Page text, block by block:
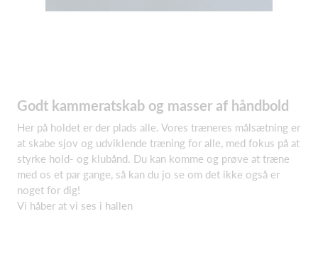
Godt kammeratskab og masser af håndbold
Her på holdet er der plads alle. Vores træneres målsætning er
at skabe sjov og udviklende træning for alle, med fokus på at
styrke hold- og klubånd. Du kan komme og prøve at træne
med os et par gange, så kan du jo se om det ikke også er
noget for dig!
Vi håber at vi ses i hallen